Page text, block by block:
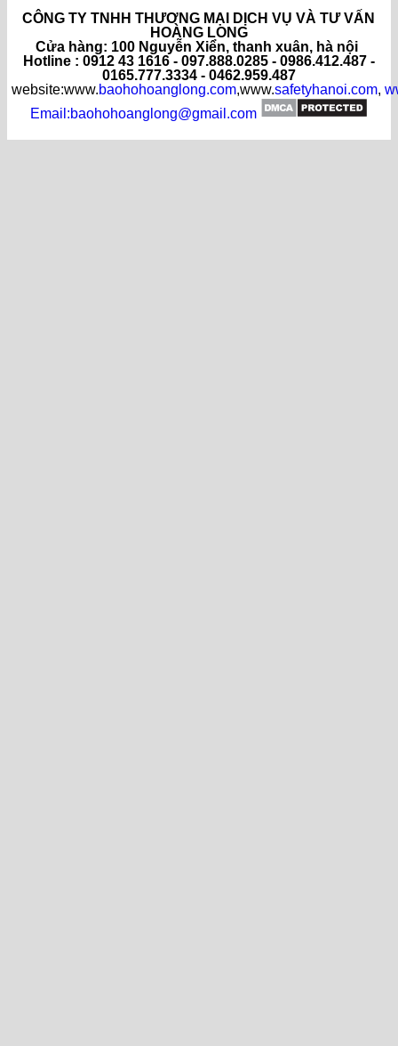
CÔNG TY TNHH THƯƠNG MẠI DỊCH VỤ VÀ TƯ VẤN
HOÀNG LONG
Cửa hàng: 100 Nguyễn Xiển, thanh xuân, hà nội
Hotline : 0912 43 1616 - 097.888.0285 - 0986.412.487 -
0165.777.3334 - 0462.959.487
website:www.baohohoanglong.com,www.safetyhanoi.com,
Email:baohohoanglong@gmail.com